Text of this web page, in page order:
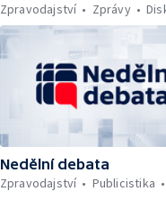
Zpravodajství
Zprávy
Nedělní debata
Zpravodajství
Publicistika